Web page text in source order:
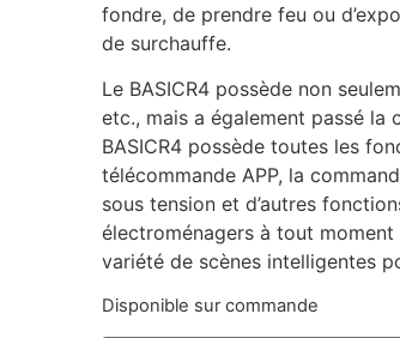
fondre, de prendre feu ou
de surchauffe.
Le BASICR4 possède non
etc., mais a également passé
BASICR4 possède toutes les
télécommande APP, la
sous tension et d’autres
électroménagers à tout
variété de scènes intelligentes
Disponible sur commande